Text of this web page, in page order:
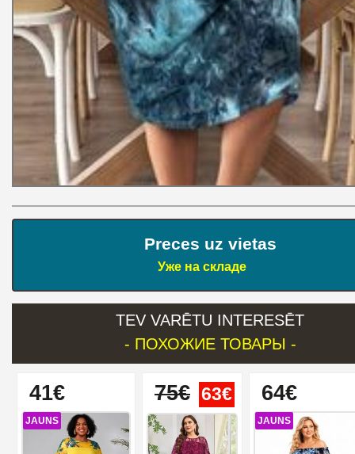
Preces uz vietas
Уже на складе
TEV VARĒTU INTERESĒT
- ПОХОЖИЕ ТОВАРЫ -
41€
JAUNS
75€ 63€ 64€
JAUNS